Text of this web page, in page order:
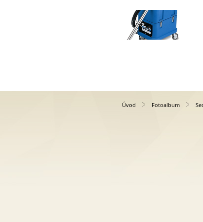
Úvod Fotoalbum